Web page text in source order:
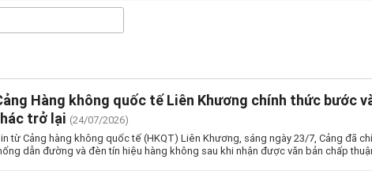
Hàng không quốc tế Liên Khương chính thức bước
trở lại (24/07/2026)
từ Cảng hàng không quốc tế (HKQT) Liên Khương, sáng ngày 23/7, Cảng đã
dẫn đường và đèn tín hiệu hàng không sau khi nhận được văn bản chấp